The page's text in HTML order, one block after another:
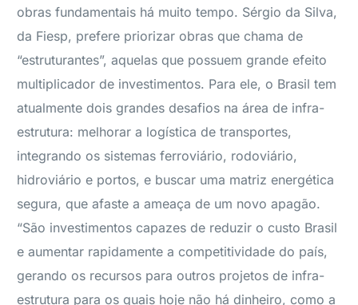
obras fundamentais há muito tempo. Sérgio da Silva,
da Fiesp, prefere priorizar obras que chama de
“estruturantes”, aquelas que possuem grande efeito
multiplicador de investimentos. Para ele, o Brasil tem
atualmente dois grandes desafios na área de infra-
estrutura: melhorar a logística de transportes,
integrando os sistemas ferroviário, rodoviário,
hidroviário e portos, e buscar uma matriz energética
segura, que afaste a ameaça de um novo apagão.
“São investimentos capazes de reduzir o custo Brasil
e aumentar rapidamente a competitividade do país,
gerando os recursos para outros projetos de infra-
estrutura para os quais hoje não há dinheiro, como a